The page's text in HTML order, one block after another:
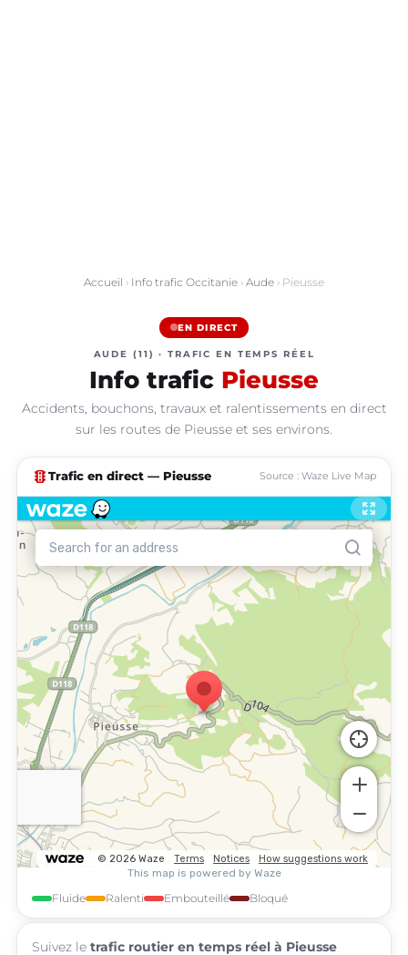
Accueil › Info trafic Occitanie › Aude › Pieusse
EN DIRECT
AUDE (11) · TRAFIC EN TEMPS RÉEL
Info trafic Pieusse
Accidents, bouchons, travaux et ralentissements en direct
sur les routes de Pieusse et ses environs.
traffic Trafic en direct — Pieusse Source : Waze Live Map
Fluide Ralenti Embouteillé Bloqué
Suivez le trafic routier en temps réel à Pieusse